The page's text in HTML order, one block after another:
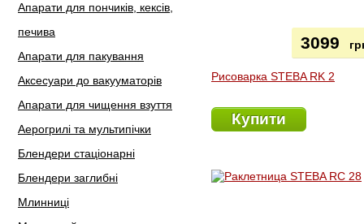
Апарати для пончиків, кексів,
печива
Апарати для пакування
Аксесуари до вакууматорів
Апарати для чищення взуття
Аерогрилі та мультипічки
Блендери стаціонарні
Блендери заглибні
Млинниці
Рисоварка STEBA RK 2
3099
Купити